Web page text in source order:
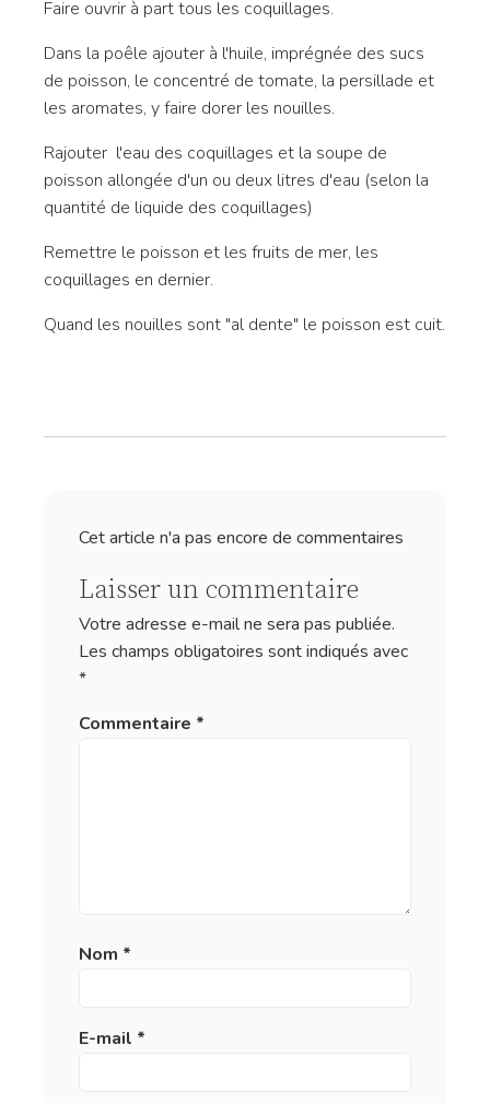
Faire ouvrir à part tous les coquillages.
Dans la poêle ajouter à l'huile, imprégnée des sucs
de poisson, le concentré de tomate, la persillade et
les aromates, y faire dorer les nouilles.
Rajouter l'eau des coquillages et la soupe de
poisson allongée d'un ou deux litres d'eau (selon la
quantité de liquide des coquillages)
Remettre le poisson et les fruits de mer, les
coquillages en dernier.
Quand les nouilles sont "al dente" le poisson est cuit.
Cet article n'a pas encore de commentaires
Laisser un commentaire
Votre adresse e-mail ne sera pas publiée.
Les champs obligatoires sont indiqués avec
*
Commentaire *
Nom *
E-mail *